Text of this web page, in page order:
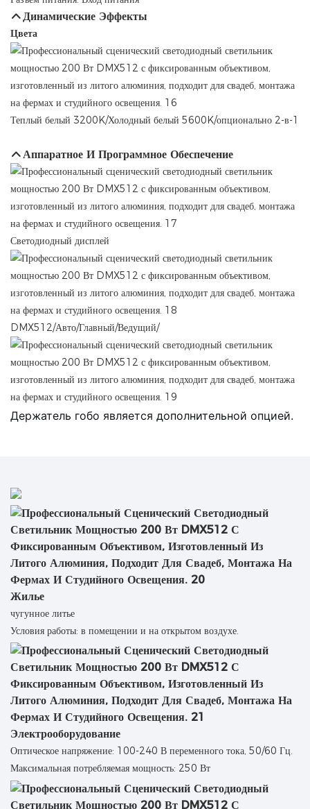
Динамические Эффекты
Цвета
Теплый белый 3200K/Холодный белый 5600K/опционально 2-в-1
Аппаратное И Программное Обеспечение
Светодиодный дисплей
DMX512/Авто/Главный/Ведущий/
Держатель гобо является дополнительной опцией.
Жилье
чугунное литье
Условия работы: в помещении и на открытом воздухе.
Электрооборудование
Оптическое напряжение: 100-240 В переменного тока, 50/60 Гц.
Максимальная потребляемая мощность: 250 Вт